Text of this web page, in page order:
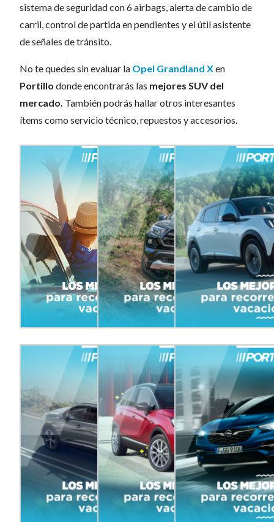
sistema de seguridad con 6 airbags, alerta de cambio de
carril, control de partida en pendientes y el útil asistente
de señales de tránsito.
No te quedes sin evaluar la Opel Grandland Xen
Portillo donde encontrarás las mejores SUV del
mercado. También podrás hallar otros interesantes
ítems como servicio técnico, repuestos y accesorios.